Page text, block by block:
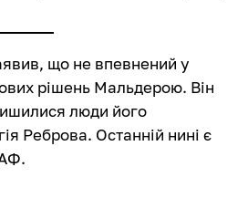
що не впевнений у
рішень Мальдерою. Він
люди його
Реброва. Останній нині є